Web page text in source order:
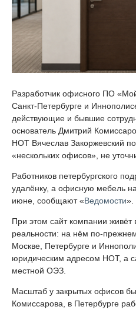
Разработчик офисного ПО
Санкт-Петербурге и
действующие и бывшие
основатель Дмитрий
НОТ Вячеслав Закоржевский
«нескольких офисов», не
Работников петербургского
удалёнку, а офисную мебель
июне, сообщают «Ведомости».
При этом сайт компании живёт
реальности: на нём по-
Москве, Петербурге и
юридическим адресом НОТ, а
местной ОЭЗ.
Масштаб у закрытых офисов
Комиссарова, в Петербурге